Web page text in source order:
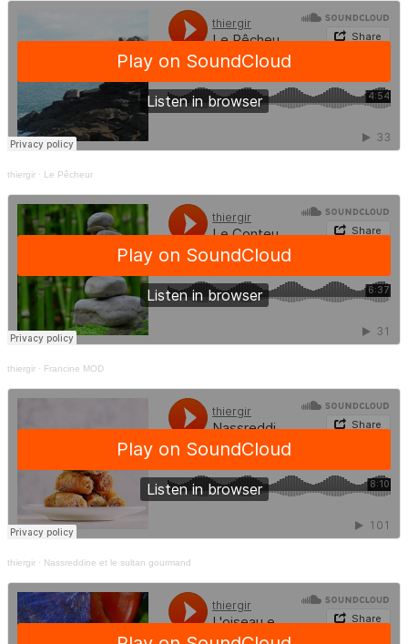
thiergir · Le Pêcheur
thiergir · Francine MOD
thiergir · Nassreddine et le sultan gourmand